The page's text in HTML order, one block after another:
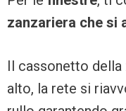
zanzariera che si
Il cassonetto
alto, la rete si